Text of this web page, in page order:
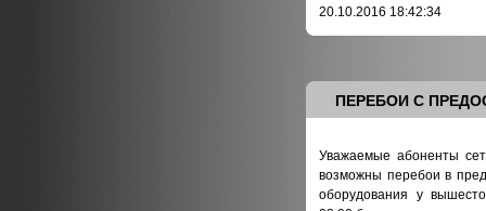
20.10.2016 18:42:34
ПЕРЕБОИ С
Уважаемые абоненты
возможны перебои в
оборудования у